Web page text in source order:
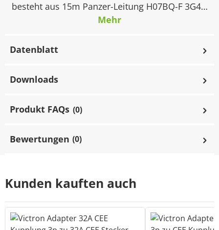
besteht aus 15m Panzer-Leitung H07BQ-F 3G4…
Mehr
Datenblatt
Downloads
Produkt FAQs (0)
Bewertungen (0)
Kunden kauften auch